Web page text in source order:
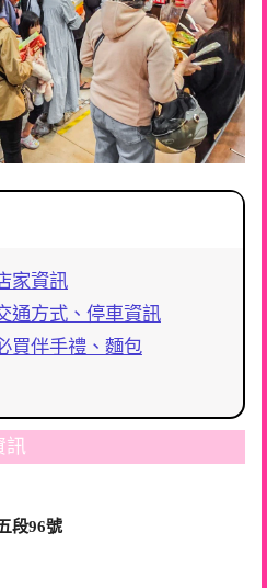
家資訊
通方式、停車資訊
買伴手禮、麵包
訊
段96號